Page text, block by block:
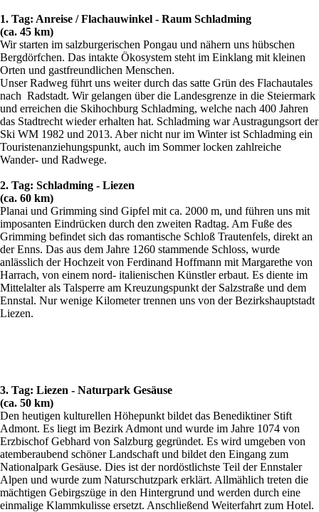
1. Tag: Anreise / Flachauwinkel - Raum Schladming
(ca. 45 km)
Wir starten im salzburgerischen Pongau und nähern uns hübschen
Bergdörfchen. Das intakte Ökosystem steht im Einklang mit kleinen
Orten und gastfreundlichen Menschen.
Unser Radweg führt uns weiter durch das satte Grün des Flachautales
nach Radstadt. Wir gelangen über die Landesgrenze in die Steiermark
und erreichen die Skihochburg Schladming, welche nach 400 Jahren
das Stadtrecht wieder erhalten hat. Schladming war Austragungsort der
Ski WM 1982 und 2013. Aber nicht nur im Winter ist Schladming ein
Touristenanziehungspunkt, auch im Sommer locken zahlreiche
Wander- und Radwege.
2. Tag: Schladming - Liezen
(ca. 60 km)
Planai und Grimming sind Gipfel mit ca. 2000 m, und führen uns mit
imposanten Eindrücken durch den zweiten Radtag. Am Fuße des
Grimming befindet sich das romantische Schloß Trautenfels, direkt an
der Enns. Das aus dem Jahre 1260 stammende Schloss, wurde
anlässlich der Hochzeit von Ferdinand Hoffmann mit Margarethe von
Harrach, von einem nord- italienischen Künstler erbaut. Es diente im
Mittelalter als Talsperre am Kreuzungspunkt der Salzstraße und dem
Ennstal. Nur wenige Kilometer trennen uns von der Bezirkshauptstadt
Liezen.
3. Tag: Liezen - Naturpark Gesäuse
(ca. 50 km)
Den heutigen kulturellen Höhepunkt bildet das Benediktiner Stift
Admont. Es liegt im Bezirk Admont und wurde im Jahre 1074 von
Erzbischof Gebhard von Salzburg gegründet. Es wird umgeben von
atemberaubend schöner Landschaft und bildet den Eingang zum
Nationalpark Gesäuse. Dies ist der nordöstlichste Teil der Ennstaler
Alpen und wurde zum Naturschutzpark erklärt. Allmählich treten die
mächtigen Gebirgszüge in den Hintergrund und werden durch eine
einmalige Klammkulisse ersetzt. Anschließend Weiterfahrt zum Hotel.